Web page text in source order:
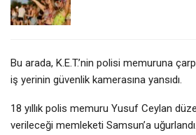
Bu arada, K.E.T.’nin polisi memuruna
iş yerinin güvenlik kamerasına yansıdı.
18 yıllık polis memuru Yusuf Ceylan
verileceği memleketi Samsun’a uğurlandı.